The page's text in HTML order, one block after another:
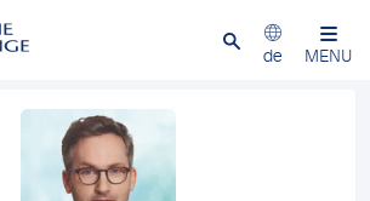
Schliessen
de
MENU